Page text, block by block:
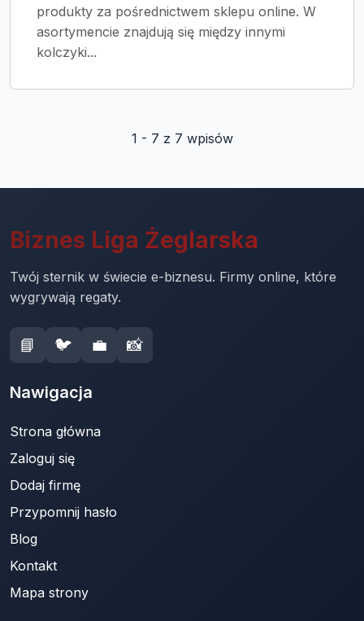
produkty za pośrednictwem sklepu online. W
asortymencie znajdują się między innymi
kolczyki...
1 - 7 z 7 wpisów
Biznes Liga Żeglarska
Twój sternik w świecie e-biznesu. Firmy online, które
wygrywają regaty.
📘 🐦 💼 📸
Nawigacja
Strona główna
Zaloguj się
Dodaj firmę
Przypomnij hasło
Blog
Kontakt
Mapa strony